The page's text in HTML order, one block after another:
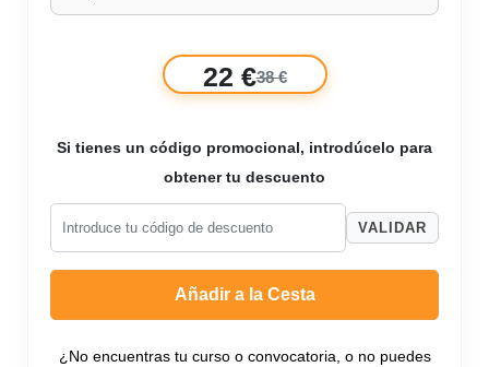
22 €38 €
Si tienes un código promocional, introdúcelo para
obtener tu descuento
VALIDAR
Añadir a la Cesta
¿No encuentras tu curso o convocatoria, o no puedes